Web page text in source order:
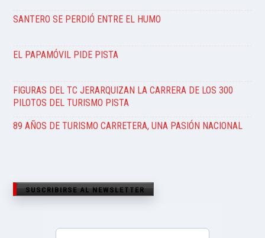
SANTERO SE PERDIÓ ENTRE EL HUMO
EL PAPAMÓVIL PIDE PISTA
FIGURAS DEL TC JERARQUIZAN LA CARRERA DE LOS 300
PILOTOS DEL TURISMO PISTA
89 AÑOS DE TURISMO CARRETERA, UNA PASIÓN NACIONAL
SUSCRIBIRSE AL NEWSLETTER